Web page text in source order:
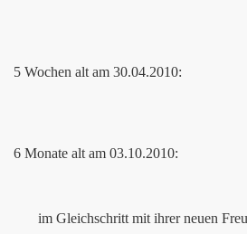
5 Wochen alt am 30.04.2010:
6 Monate alt am 03.10.2010:
im Gleichschritt mit ihrer neuen